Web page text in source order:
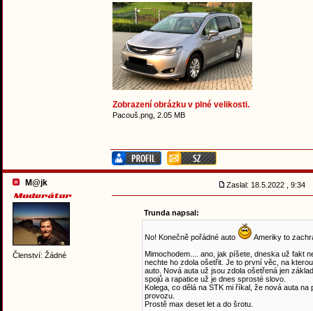
Zobrazení obrázku v plné velikosti.
Pacouš.png, 2.05 MB
M@jk
Členství: Žádné
Zaslal: 18.5.2022 , 9:34
Trunda napsal:
No! Konečně pořádné auto
Ameriky to
Mimochodem.... ano, jak píšete, dneska už fakt
nechte ho zdola ošetřit. Je to první věc, na
auto. Nová auta už jsou zdola ošetřená jen
spojů a rapatice už je dnes sprosté slovo.
Kolega, co dělá na STK mi říkal, že nová auta
provozu.
Prostě max deset let a do šrotu.